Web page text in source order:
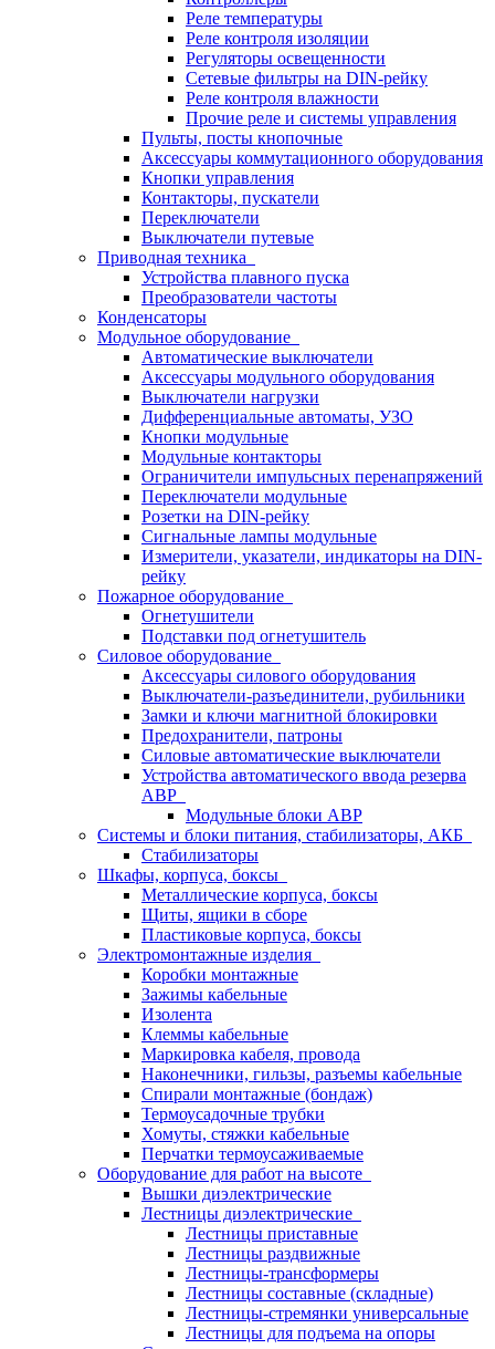
Реле температуры
Реле контроля изоляции
Регуляторы освещенности
Сетевые фильтры на DIN-рейку
Реле контроля влажности
Прочие реле и системы управления
Пульты, посты кнопочные
Аксессуары коммутационного оборудования
Кнопки управления
Контакторы, пускатели
Переключатели
Выключатели путевые
Приводная техника
Устройства плавного пуска
Преобразователи частоты
Конденсаторы
Модульное оборудование
Автоматические выключатели
Аксессуары модульного оборудования
Выключатели нагрузки
Дифференциальные автоматы, УЗО
Кнопки модульные
Модульные контакторы
Ограничители импульсных перенапряжений
Переключатели модульные
Розетки на DIN-рейку
Сигнальные лампы модульные
Измерители, указатели, индикаторы на DIN-
рейку
Пожарное оборудование
Огнетушители
Подставки под огнетушитель
Силовое оборудование
Аксессуары силового оборудования
Выключатели-разъединители, рубильники
Замки и ключи магнитной блокировки
Предохранители, патроны
Силовые автоматические выключатели
Устройства автоматического ввода резерва
АВР
Модульные блоки АВР
Системы и блоки питания, стабилизаторы, АКБ
Стабилизаторы
Шкафы, корпуса, боксы
Металлические корпуса, боксы
Щиты, ящики в сборе
Пластиковые корпуса, боксы
Электромонтажные изделия
Коробки монтажные
Зажимы кабельные
Изолента
Клеммы кабельные
Маркировка кабеля, провода
Наконечники, гильзы, разъемы кабельные
Спирали монтажные (бондаж)
Термоусадочные трубки
Хомуты, стяжки кабельные
Перчатки термоусаживаемые
Оборудование для работ на высоте
Вышки диэлектрические
Лестницы диэлектрические
Лестницы приставные
Лестницы раздвижные
Лестницы-трансформеры
Лестницы составные (складные)
Лестницы-стремянки универсальные
Лестницы для подъема на опоры